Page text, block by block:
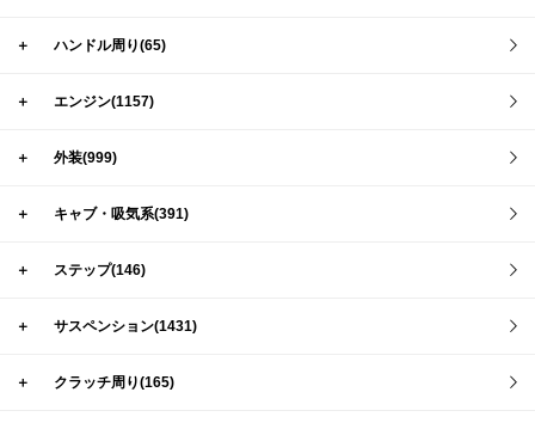
＋ ハンドル周り(65)
＋ エンジン(1157)
＋ 外装(999)
＋ キャブ・吸気系(391)
＋ ステップ(146)
＋ サスペンション(1431)
＋ クラッチ周り(165)